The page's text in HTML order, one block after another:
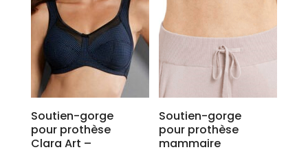
choisies
sur
page
du
produit
Soutien-gorge
pour prothèse
Clara Art –
Soutien-gorge
pour prothèse
mammaire